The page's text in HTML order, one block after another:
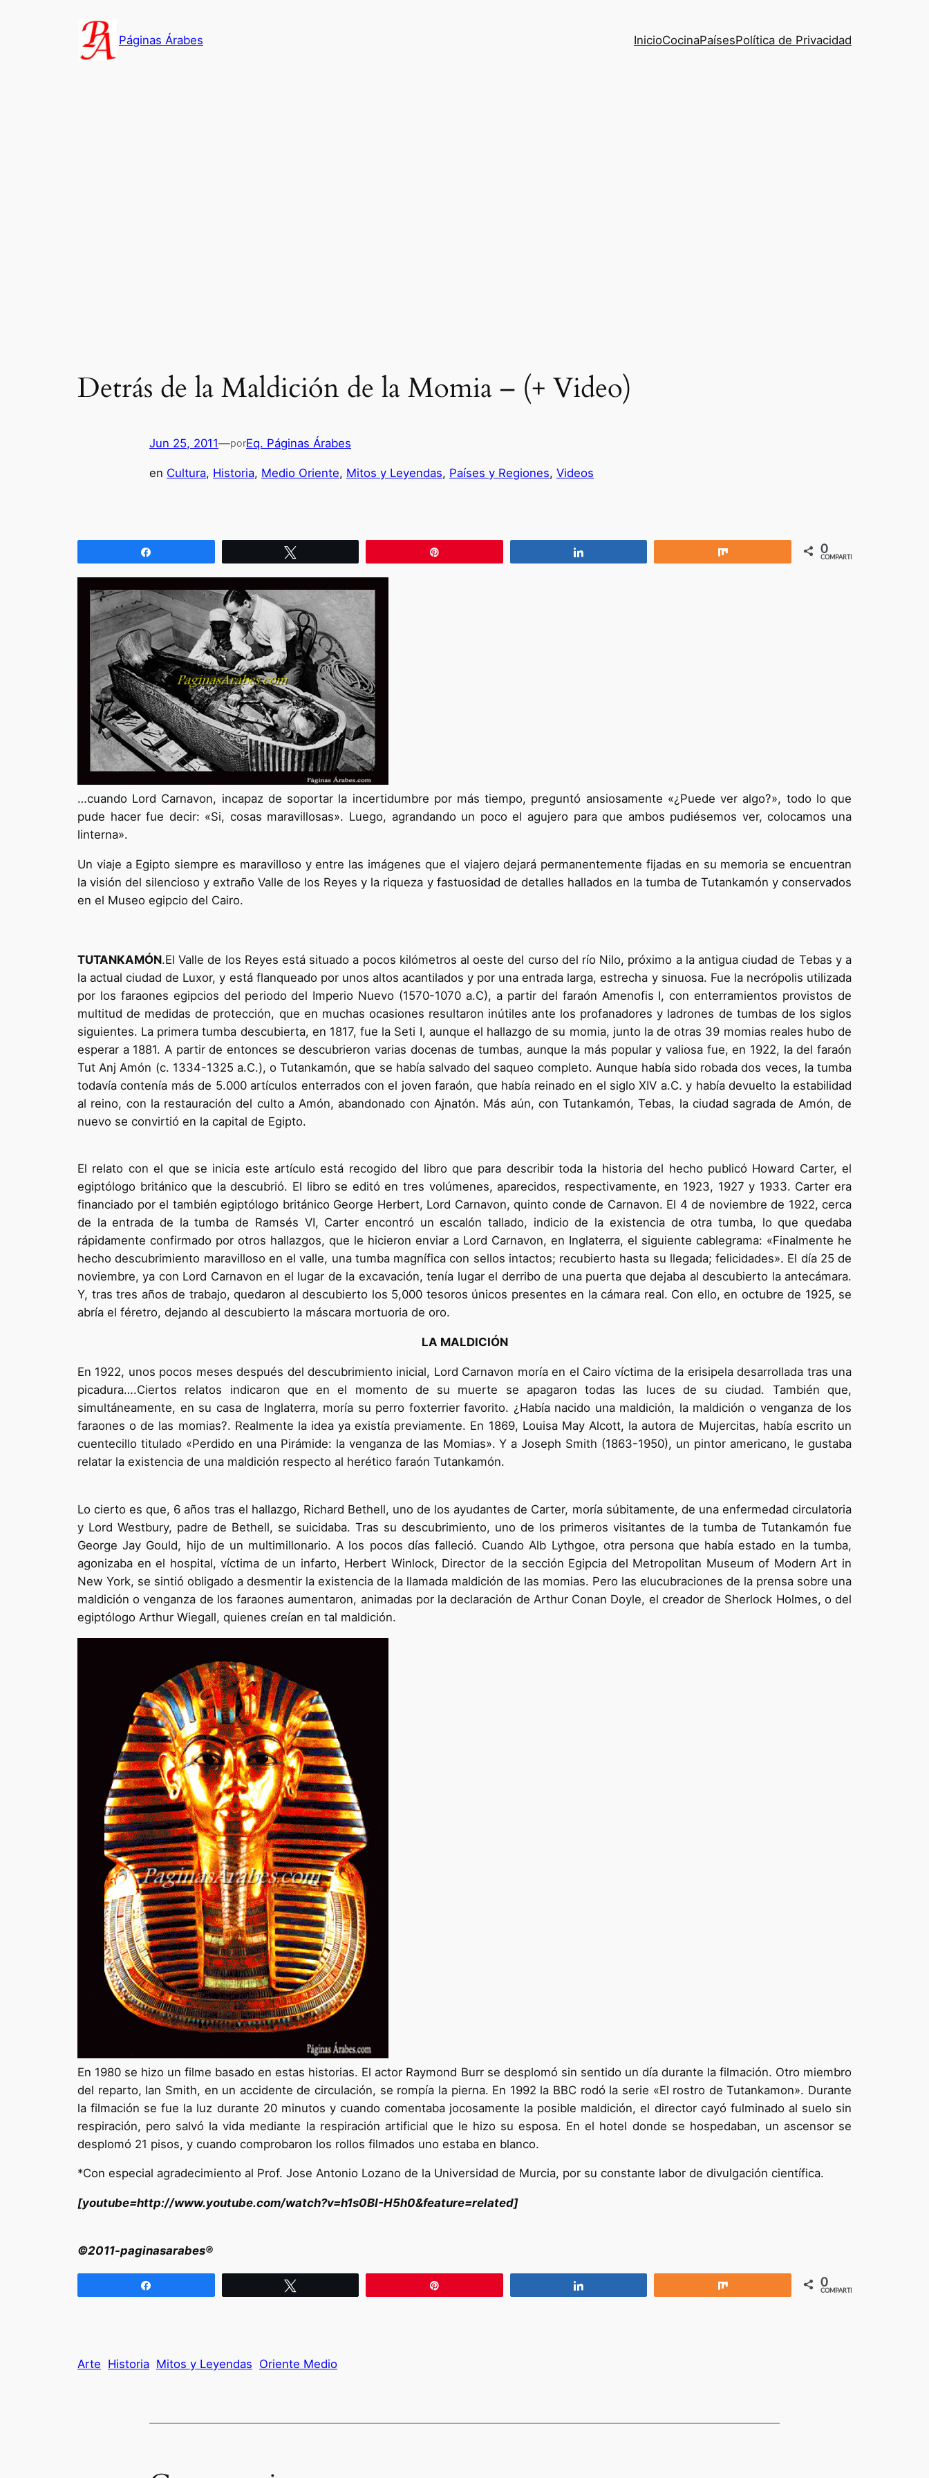
Páginas Árabes InicioCocinaPaísesPolítica de Privacidad
Detrás de la Maldición de la Momia – (+ Video)
Jun 25, 2011—porEq. Páginas Árabes
en Cultura, Historia, Medio Oriente, Mitos y Leyendas, Países y Regiones, Videos
0
COMPARTIR
…cuando Lord Carnavon, incapaz de soportar la incertidumbre por más tiempo, preguntó ansiosamente «¿Puede ver algo?», todo lo que
pude hacer fue decir: «Si, cosas maravillosas». Luego, agrandando un poco el agujero para que ambos pudiésemos ver, colocamos una
linterna».
Un viaje a Egipto siempre es maravilloso y entre las imágenes que el viajero dejará permanentemente fijadas en su memoria se encuentran
la visión del silencioso y extraño Valle de los Reyes y la riqueza y fastuosidad de detalles hallados en la tumba de Tutankamón y conservados
en el Museo egipcio del Cairo.
TUTANKAMÓN.El Valle de los Reyes está situado a pocos kilómetros al oeste del curso del río Nilo, próximo a la antigua ciudad de Tebas y a
la actual ciudad de Luxor, y está flanqueado por unos altos acantilados y por una entrada larga, estrecha y sinuosa. Fue la necrópolis utilizada
por los faraones egipcios del periodo del Imperio Nuevo (1570-1070 a.C), a partir del faraón Amenofis I, con enterramientos provistos de
multitud de medidas de protección, que en muchas ocasiones resultaron inútiles ante los profanadores y ladrones de tumbas de los siglos
siguientes. La primera tumba descubierta, en 1817, fue la Seti I, aunque el hallazgo de su momia, junto la de otras 39 momias reales hubo de
esperar a 1881. A partir de entonces se descubrieron varias docenas de tumbas, aunque la más popular y valiosa fue, en 1922, la del faraón
Tut Anj Amón (c. 1334-1325 a.C.), o Tutankamón, que se había salvado del saqueo completo. Aunque había sido robada dos veces, la tumba
todavía contenía más de 5.000 artículos enterrados con el joven faraón, que había reinado en el siglo XIV a.C. y había devuelto la estabilidad
al reino, con la restauración del culto a Amón, abandonado con Ajnatón. Más aún, con Tutankamón, Tebas, la ciudad sagrada de Amón, de
nuevo se convirtió en la capital de Egipto.
El relato con el que se inicia este artículo está recogido del libro que para describir toda la historia del hecho publicó Howard Carter, el
egiptólogo británico que la descubrió. El libro se editó en tres volúmenes, aparecidos, respectivamente, en 1923, 1927 y 1933. Carter era
financiado por el también egiptólogo británico George Herbert, Lord Carnavon, quinto conde de Carnavon. El 4 de noviembre de 1922, cerca
de la entrada de la tumba de Ramsés VI, Carter encontró un escalón tallado, indicio de la existencia de otra tumba, lo que quedaba
rápidamente confirmado por otros hallazgos, que le hicieron enviar a Lord Carnavon, en Inglaterra, el siguiente cablegrama: «Finalmente he
hecho descubrimiento maravilloso en el valle, una tumba magnífica con sellos intactos; recubierto hasta su llegada; felicidades». El día 25 de
noviembre, ya con Lord Carnavon en el lugar de la excavación, tenía lugar el derribo de una puerta que dejaba al descubierto la antecámara.
Y, tras tres años de trabajo, quedaron al descubierto los 5,000 tesoros únicos presentes en la cámara real. Con ello, en octubre de 1925, se
abría el féretro, dejando al descubierto la máscara mortuoria de oro.
LA MALDICIÓN
En 1922, unos pocos meses después del descubrimiento inicial, Lord Carnavon moría en el Cairo víctima de la erisipela desarrollada tras una
picadura….Ciertos relatos indicaron que en el momento de su muerte se apagaron todas las luces de su ciudad. También que,
simultáneamente, en su casa de Inglaterra, moría su perro foxterrier favorito. ¿Había nacido una maldición, la maldición o venganza de los
faraones o de las momias?. Realmente la idea ya existía previamente. En 1869, Louisa May Alcott, la autora de Mujercitas, había escrito un
cuentecillo titulado «Perdido en una Pirámide: la venganza de las Momias». Y a Joseph Smith (1863-1950), un pintor americano, le gustaba
relatar la existencia de una maldición respecto al herético faraón Tutankamón.
Lo cierto es que, 6 años tras el hallazgo, Richard Bethell, uno de los ayudantes de Carter, moría súbitamente, de una enfermedad circulatoria
y Lord Westbury, padre de Bethell, se suicidaba. Tras su descubrimiento, uno de los primeros visitantes de la tumba de Tutankamón fue
George Jay Gould, hijo de un multimillonario. A los pocos días falleció. Cuando Alb Lythgoe, otra persona que había estado en la tumba,
agonizaba en el hospital, víctima de un infarto, Herbert Winlock, Director de la sección Egipcia del Metropolitan Museum of Modern Art in
New York, se sintió obligado a desmentir la existencia de la llamada maldición de las momias. Pero las elucubraciones de la prensa sobre una
maldición o venganza de los faraones aumentaron, animadas por la declaración de Arthur Conan Doyle, el creador de Sherlock Holmes, o del
egiptólogo Arthur Wiegall, quienes creían en tal maldición.
En 1980 se hizo un filme basado en estas historias. El actor Raymond Burr se desplomó sin sentido un día durante la filmación. Otro miembro
del reparto, Ian Smith, en un accidente de circulación, se rompía la pierna. En 1992 la BBC rodó la serie «El rostro de Tutankamon». Durante
la filmación se fue la luz durante 20 minutos y cuando comentaba jocosamente la posible maldición, el director cayó fulminado al suelo sin
respiración, pero salvó la vida mediante la respiración artificial que le hizo su esposa. En el hotel donde se hospedaban, un ascensor se
desplomó 21 pisos, y cuando comprobaron los rollos filmados uno estaba en blanco.
*Con especial agradecimiento al Prof. Jose Antonio Lozano de la Universidad de Murcia, por su constante labor de divulgación científica.
[youtube=http://www.youtube.com/watch?v=h1s0BI-H5h0&feature=related]
©2011-paginasarabes®
0
COMPARTIR
Arte Historia Mitos y Leyendas Oriente Medio